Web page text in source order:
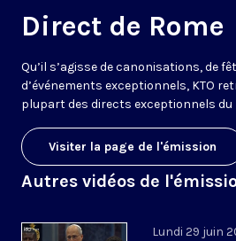
Direct de Rome
Qu’il s’agisse de canonisations, de
d’événements exceptionnels, KTO
plupart des directs exceptionnels du
Visiter la page de l'émission
Autres vidéos de
Lundi 29 juin